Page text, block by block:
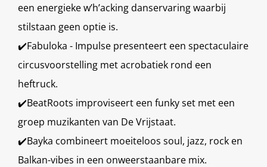
een energieke w’h’acking danservaring waarbij
stilstaan geen optie is.
✔️Fabuloka - Impulse presenteert een spectaculaire
circusvoorstelling met acrobatiek rond een
heftruck.
✔️BeatRoots improviseert een funky set met een
groep muzikanten van De Vrijstaat.
✔️Bayka combineert moeiteloos soul, jazz, rock en
Balkan-vibes in een onweerstaanbare mix.